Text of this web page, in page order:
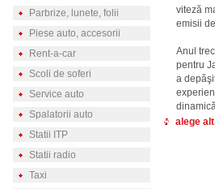
Parbrize, lunete, folii
Piese auto, accesorii
Rent-a-car
Scoli de soferi
Service auto
Spalatorii auto
Statii ITP
Statii radio
Taxi
viteză
emisii
Anul
pentru
a
alege